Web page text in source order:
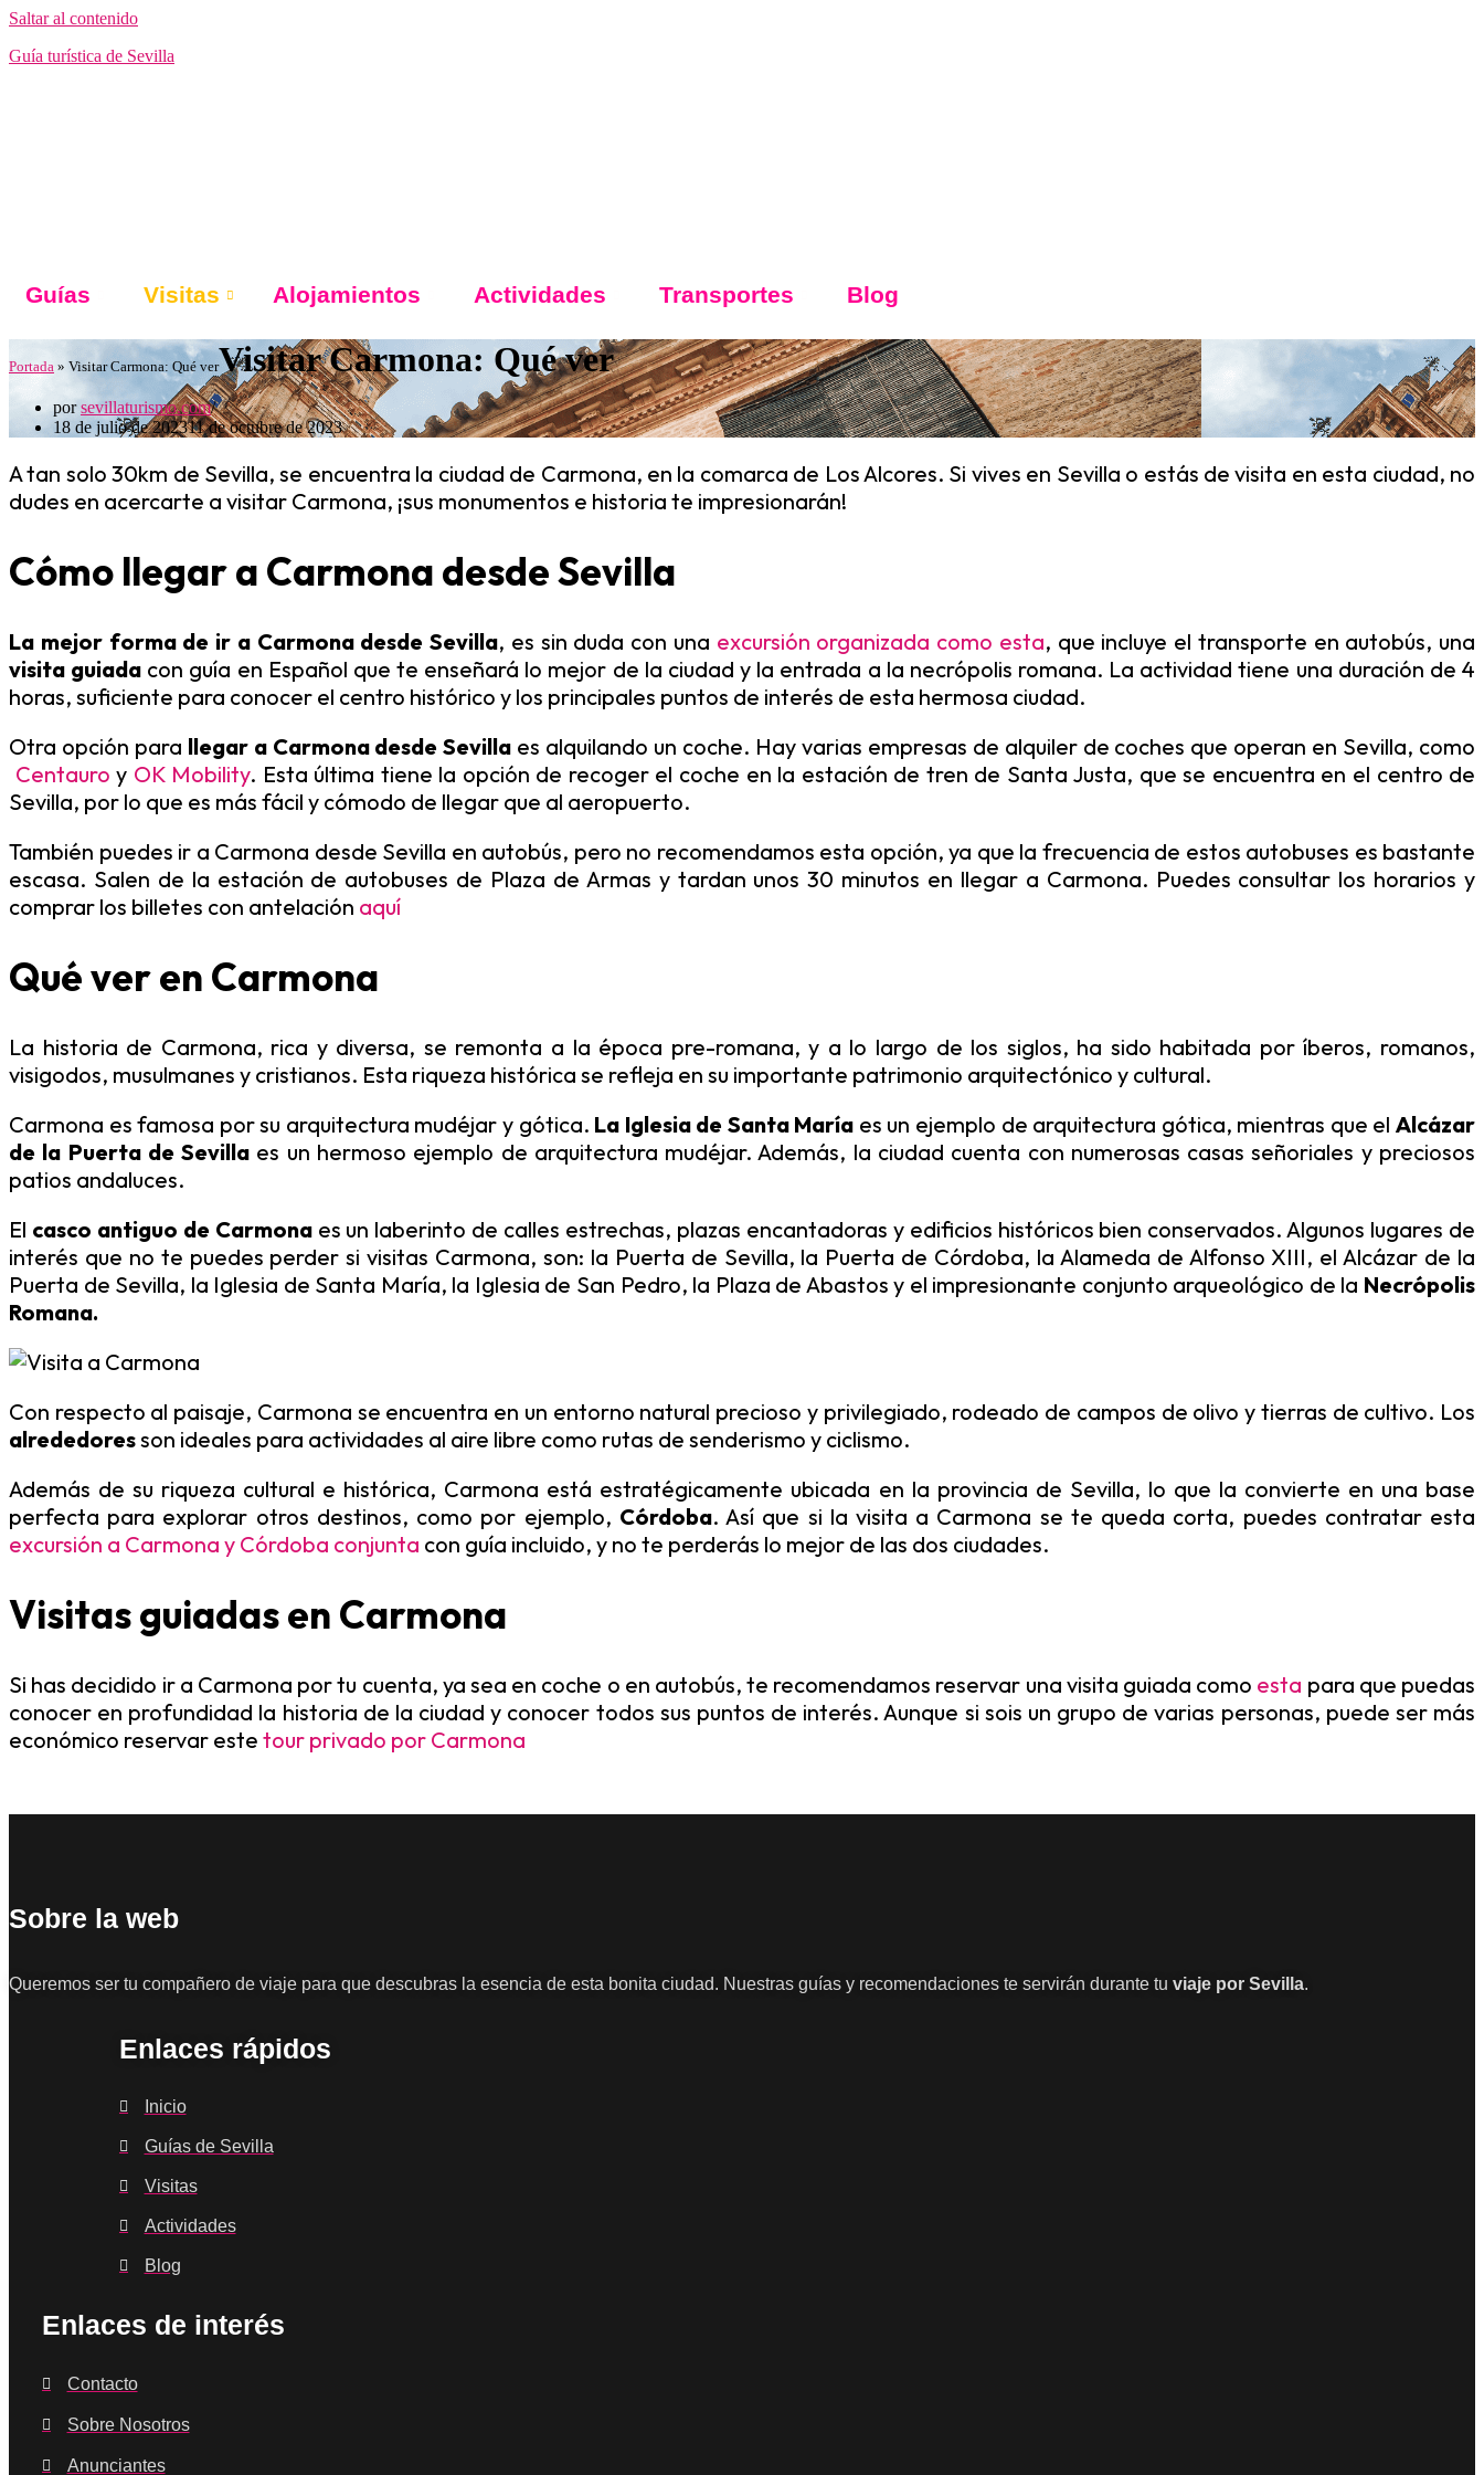
Saltar al contenido
Guía turística de Sevilla
Guías Visitas Alojamientos Actividades Transportes Blog
Portada » Visitar Carmona: Qué verVisitar Carmona: Qué ver
porsevillaturismo.com
18 de julio de 202311 de octubre de 2023
A tan solo 30km de Sevilla, se encuentra la ciudad de Carmona, en la comarca de Los Alcores. Si vives en Sevilla o estás de visita en esta ciudad, no
dudes en acercarte a visitar Carmona, ¡sus monumentos e historia te impresionarán!
Cómo llegar a Carmona desde Sevilla
La mejor forma de ir a Carmona desde Sevilla, es sin duda con una excursión organizada como esta, que incluye el transporte en autobús, una
visita guiada con guía en Español que te enseñará lo mejor de la ciudad y la entrada a la necrópolis romana. La actividad tiene una duración de 4
horas, suficiente para conocer el centro histórico y los principales puntos de interés de esta hermosa ciudad.
Otra opción para llegar a Carmona desde Sevilla es alquilando un coche. Hay varias empresas de alquiler de coches que operan en Sevilla, como
Centauroy OK Mobility. Esta última tiene la opción de recoger el coche en la estación de tren de Santa Justa, que se encuentra en el centro de
Sevilla, por lo que es más fácil y cómodo de llegar que al aeropuerto.
También puedes ir a Carmona desde Sevilla en autobús, pero no recomendamos esta opción, ya que la frecuencia de estos autobuses es bastante
escasa. Salen de la estación de autobuses de Plaza de Armas y tardan unos 30 minutos en llegar a Carmona. Puedes consultar los horarios y
comprar los billetes con antelación aquí
Qué ver en Carmona
La historia de Carmona, rica y diversa, se remonta a la época pre-romana, y a lo largo de los siglos, ha sido habitada por íberos, romanos,
visigodos, musulmanes y cristianos. Esta riqueza histórica se refleja en su importante patrimonio arquitectónico y cultural.
Carmona es famosa por su arquitectura mudéjar y gótica. La Iglesia de Santa María es un ejemplo de arquitectura gótica, mientras que elAlcázar
de la Puerta de Sevilla es un hermoso ejemplo de arquitectura mudéjar. Además, la ciudad cuenta con numerosas casas señoriales y preciosos
patios andaluces.
El casco antiguo de Carmonaes un laberinto de calles estrechas, plazas encantadoras y edificios históricos bien conservados. Algunos lugares de
interés que no te puedes perder si visitas Carmona, son: la Puerta de Sevilla, la Puerta de Córdoba, la Alameda de Alfonso XIII, el Alcázar de la
Puerta de Sevilla, la Iglesia de Santa María, la Iglesia de San Pedro, la Plaza de Abastos y el impresionante conjunto arqueológico de la Necrópolis
Romana.
Con respecto al paisaje, Carmona se encuentra en un entorno natural precioso y privilegiado, rodeado de campos de olivo y tierras de cultivo. Los
alrededoresson ideales para actividades al aire libre como rutas de senderismo y ciclismo.
Además de su riqueza cultural e histórica, Carmona está estratégicamente ubicada en la provincia de Sevilla, lo que la convierte en una base
perfecta para explorar otros destinos, como por ejemplo, Córdoba. Así que si la visita a Carmona se te queda corta, puedes contratar esta
excursión a Carmona y Córdoba conjunta con guía incluido, y no te perderás lo mejor de las dos ciudades.
Visitas guiadas en Carmona
Si has decidido ir a Carmona por tu cuenta, ya sea en coche o en autobús, te recomendamos reservar una visita guiada como esta para que puedas
conocer en profundidad la historia de la ciudad y conocer todos sus puntos de interés. Aunque si sois un grupo de varias personas, puede ser más
económico reservar este tour privado por Carmona
Sobre la web
Queremos ser tu compañero de viaje para que descubras la esencia de esta bonita ciudad. Nuestras guías y recomendaciones te servirán durante tu viaje por Sevilla.
Enlaces rápidos
Inicio
Guías de Sevilla
Visitas
Actividades
Blog
Enlaces de interés
Contacto
Sobre Nosotros
Anunciantes